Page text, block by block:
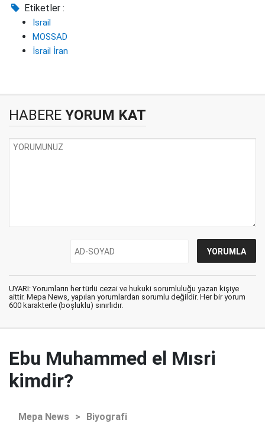
Etiketler :
İsrail
MOSSAD
İsrail İran
HABERE YORUM KAT
UYARI: Yorumların her türlü cezai ve hukuki sorumluluğu yazan kişiye
aittir. Mepa News, yapılan yorumlardan sorumlu değildir. Her bir yorum
600 karakterle (boşluklu) sınırlıdır.
Ebu Muhammed el Mısri
kimdir?
Mepa News > Biyografi